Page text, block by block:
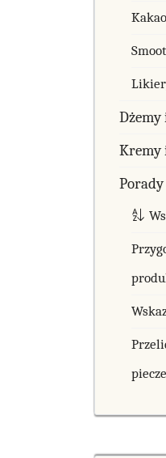
Kremy